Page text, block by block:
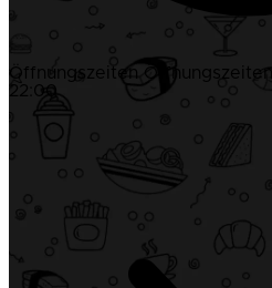
Öffnungszeiten Öffnungszeiten
22:00